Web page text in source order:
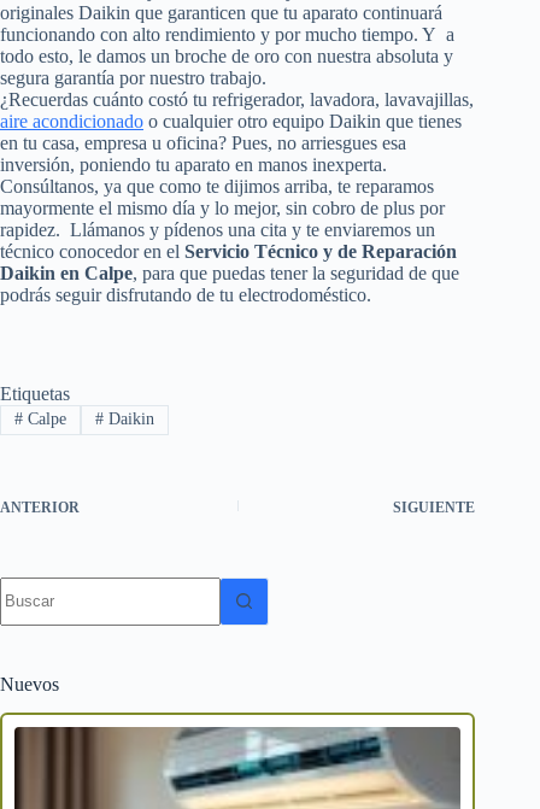
originales Daikin que garanticen que tu aparato continuará
funcionando con alto rendimiento y por mucho tiempo. Y a
todo esto, le damos un broche de oro con nuestra absoluta y
segura garantía por nuestro trabajo.
¿Recuerdas cuánto costó tu refrigerador, lavadora, lavavajillas,
aire acondicionado o cualquier otro equipo Daikin que tienes
en tu casa, empresa u oficina? Pues, no arriesgues esa
inversión, poniendo tu aparato en manos inexperta.
Consúltanos, ya que como te dijimos arriba, te reparamos
mayormente el mismo día y lo mejor, sin cobro de plus por
rapidez. Llámanos y pídenos una cita y te enviaremos un
técnico conocedor en el Servicio Técnico y de Reparación
Daikin en Calpe, para que puedas tener la seguridad de que
podrás seguir disfrutando de tu electrodoméstico.
Etiquetas
#Calpe #Daikin
ANTERIOR SIGUIENTE
resultados
Nuevos